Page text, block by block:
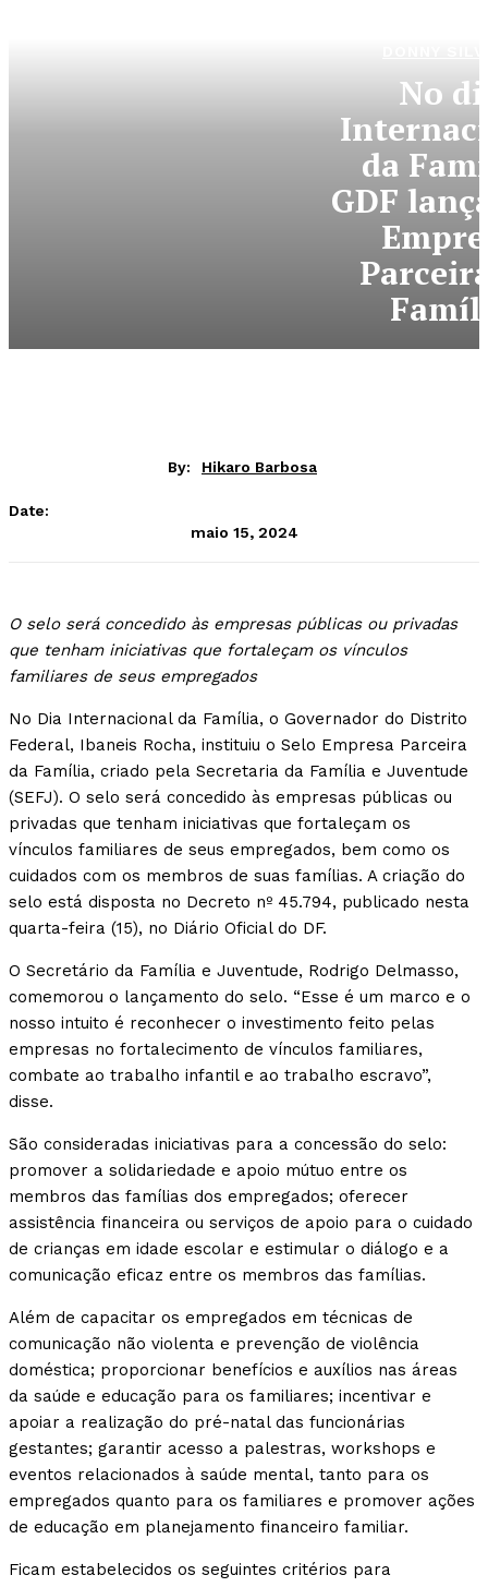
No
da
GDF
By: Hikaro Barbosa
Date:
maio 15, 2024
O selo será concedido às empresas públicas ou privadas
que tenham iniciativas que fortaleçam os vínculos
familiares de seus empregados
No Dia Internacional da Família, o Governador do Distrito
Federal, Ibaneis Rocha, instituiu o Selo Empresa Parceira
da Família, criado pela Secretaria da Família e Juventude
(SEFJ). O selo será concedido às empresas públicas ou
privadas que tenham iniciativas que fortaleçam os
vínculos familiares de seus empregados, bem como os
cuidados com os membros de suas famílias. A criação do
selo está disposta no Decreto nº 45.794, publicado nesta
quarta-feira (15), no Diário Oficial do DF.
O Secretário da Família e Juventude, Rodrigo Delmasso,
comemorou o lançamento do selo. “Esse é um marco e o
nosso intuito é reconhecer o investimento feito pelas
empresas no fortalecimento de vínculos familiares,
combate ao trabalho infantil e ao trabalho escravo”,
disse.
São consideradas iniciativas para a concessão do selo:
promover a solidariedade e apoio mútuo entre os
membros das famílias dos empregados; oferecer
assistência financeira ou serviços de apoio para o cuidado
de crianças em idade escolar e estimular o diálogo e a
comunicação eficaz entre os membros das famílias.
Além de capacitar os empregados em técnicas de
comunicação não violenta e prevenção de violência
doméstica; proporcionar benefícios e auxílios nas áreas
da saúde e educação para os familiares; incentivar e
apoiar a realização do pré-natal das funcionárias
gestantes; garantir acesso a palestras, workshops e
eventos relacionados à saúde mental, tanto para os
empregados quanto para os familiares e promover ações
de educação em planejamento financeiro familiar.
Ficam estabelecidos os seguintes critérios para